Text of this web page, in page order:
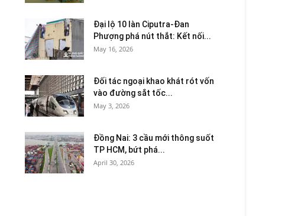
Đại lộ 10 làn Ciputra-Đan
Phượng phá nút thắt: Kết nối...
May 16, 2026
Đối tác ngoại khao khát rót vốn
vào đường sắt tốc...
May 3, 2026
Đồng Nai: 3 cầu mới thông suốt
TP HCM, bứt phá...
April 30, 2026